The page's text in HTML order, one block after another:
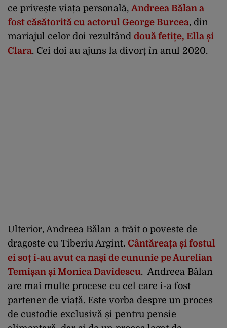
ce privește viața personală, Andreea Bălan a
fost căsătorită cu actorul George Burcea, din
mariajul celor doi rezultând două fetițe, Ella și
Clara. Cei doi au ajuns la divorț în anul 2020.
Ulterior, Andreea Bălan a trăit o poveste de
dragoste cu Tiberiu Argint. Cântăreața și fostul
ei soț i-au avut ca nași de cununie pe Aurelian
Temișan și Monica Davidescu. Andreea Bălan
are mai multe procese cu cel care i-a fost
partener de viață. Este vorba despre un proces
de custodie exclusivă și pentru pensie